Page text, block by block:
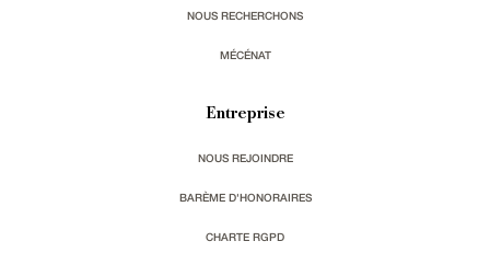
NOUS RECHERCHONS
MÉCÉNAT
Entreprise
NOUS REJOINDRE
BARÈME D'HONORAIRES
CHARTE RGPD